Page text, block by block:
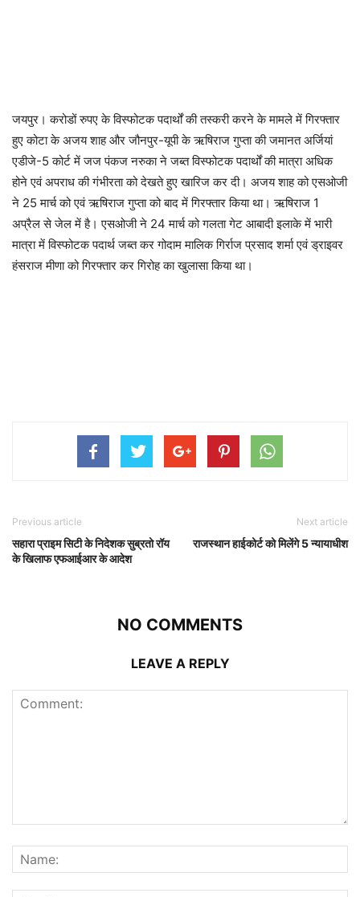
जयपुर। करोडों रुपए के विस्फोटक पदार्थों की तस्करी करने के मामले में गिरफ्तार
हुए कोटा के अजय शाह और जौनपुर-यूपी के ऋषिराज गुप्ता की जमानत अर्जियां
एडीजे-5 कोर्ट में जज पंकज नरुका ने जब्त विस्फोटक पदार्थों की मात्रा अधिक
होने एवं अपराध की गंभीरता को देखते हुए खारिज कर दी। अजय शाह को एसओजी
ने 25 मार्च को एवं ऋषिराज गुप्ता को बाद में गिरफ्तार किया था। ऋषिराज 1
अप्रैल से जेल में है। एसओजी ने 24 मार्च को गलता गेट आबादी इलाके में भारी
मात्रा में विस्फोटक पदार्थ जब्त कर गोदाम मालिक गिर्राज प्रसाद शर्मा एवं ड्राइवर
हंसराज मीणा को गिरफ्तार कर गिरोह का खुलासा किया था।
Previous article
सहारा प्राइम सिटी के निदेशक सुब्रतो रॉय
के खिलाफ एफआईआर के आदेश
Next article
राजस्थान हाईकोर्ट को मिलेंगे 5 न्यायाधीश
NO COMMENTS
LEAVE A REPLY